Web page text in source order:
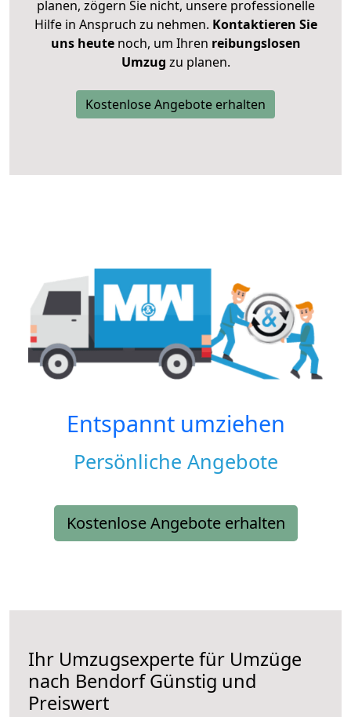
planen, zögern Sie nicht, unsere professionelle
Hilfe in Anspruch zu nehmen. Kontaktieren Sie
uns heutenoch, um Ihren reibungslosen
Umzug zu planen.
Kostenlose Angebote erhalten
Entspannt umziehen
Persönliche Angebote
Kostenlose Angebote erhalten
Ihr Umzugsexperte für Umzüge
nach BendorfGünstig und
Preiswert